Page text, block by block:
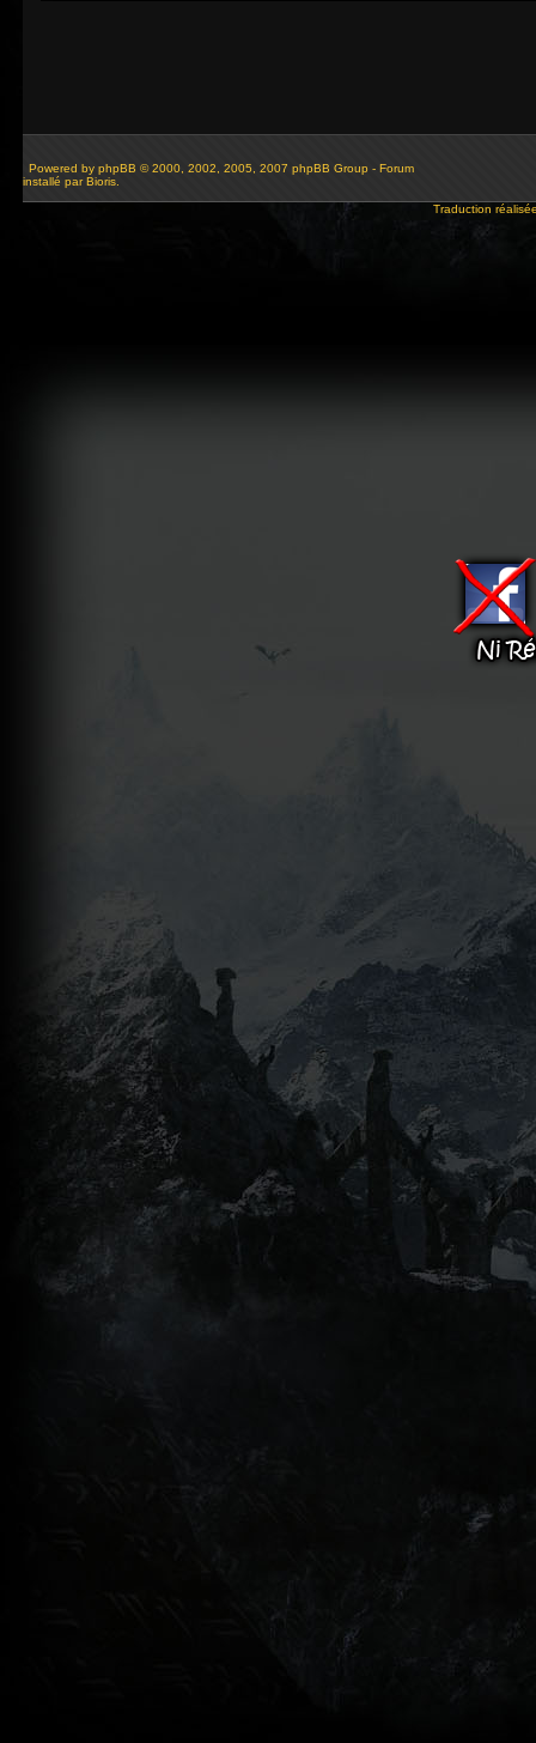
Powered by phpBB © 2000, 2002, 2005, 2007 phpBB Group - Forum
installé par Bioris.
Traduction